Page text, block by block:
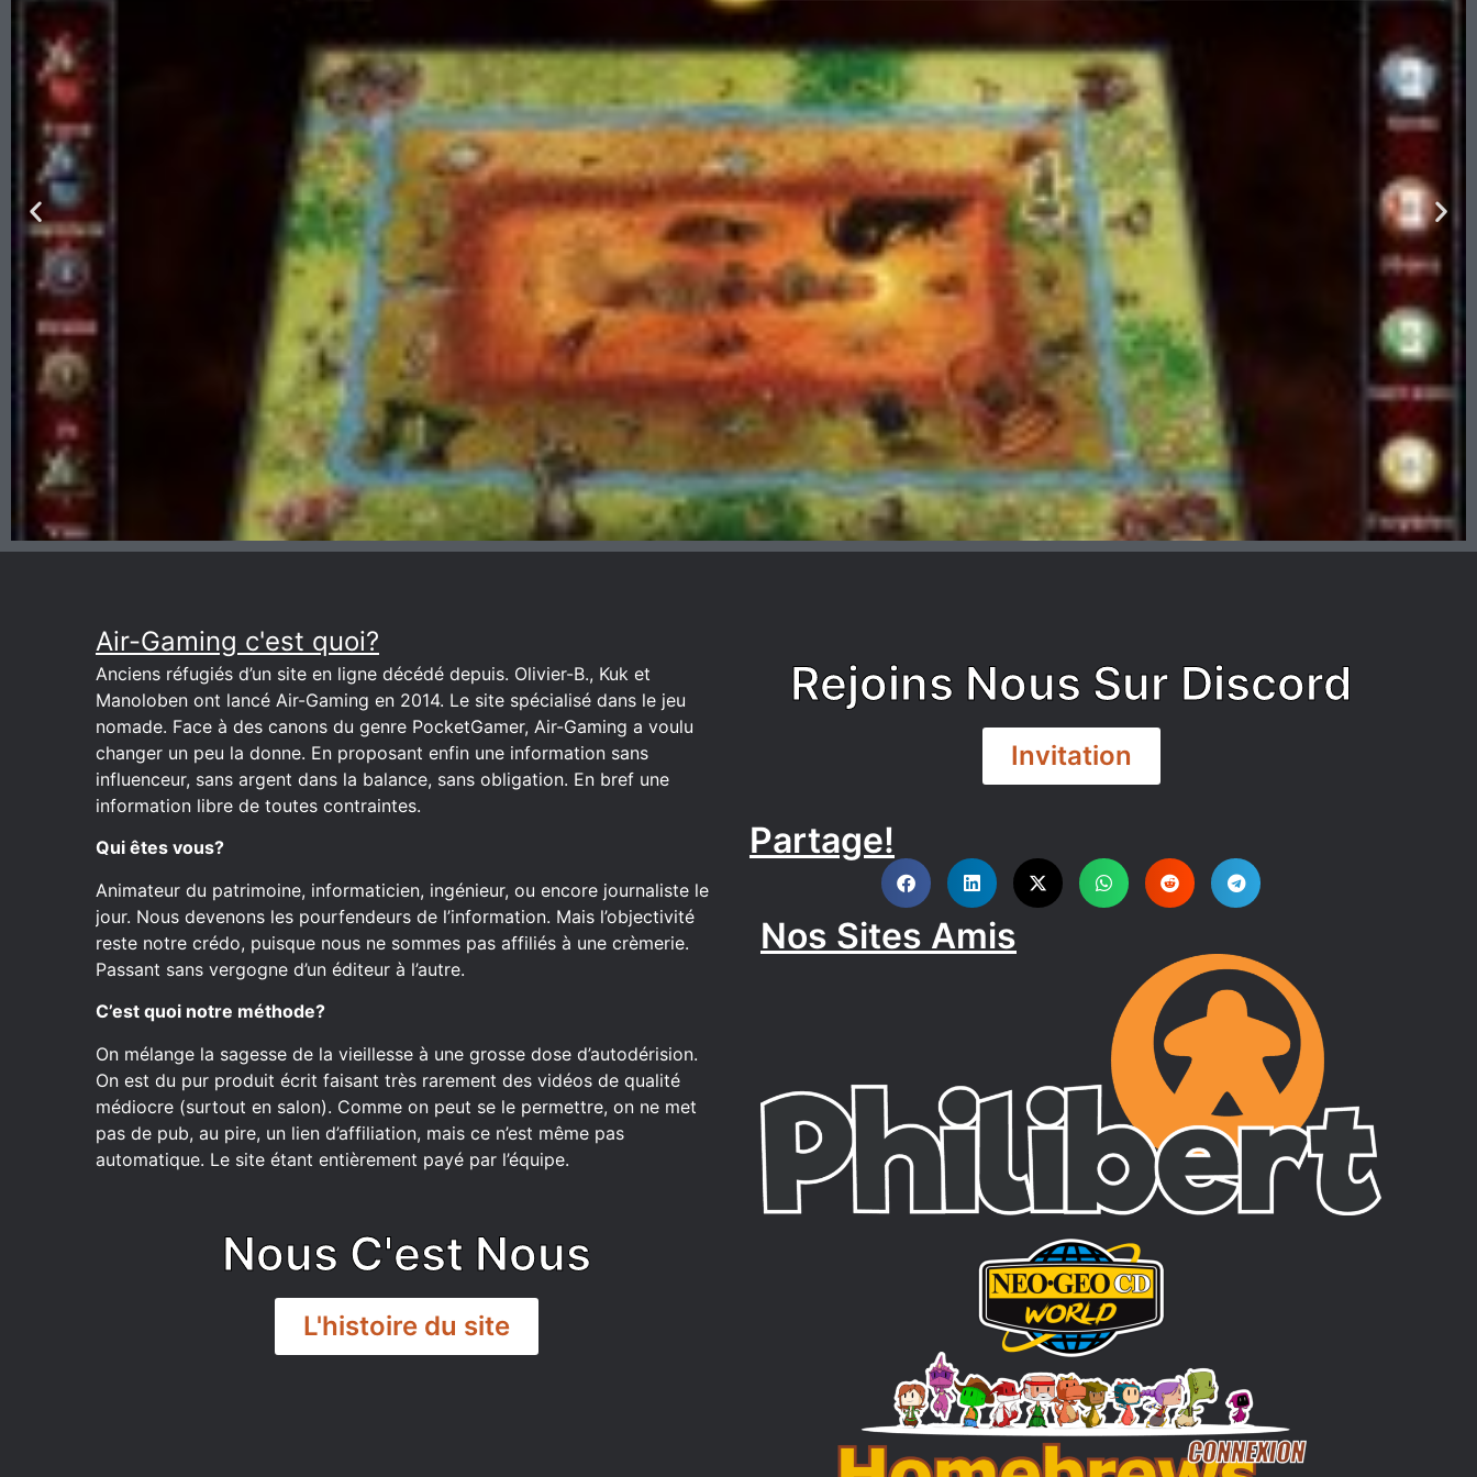
Air-Gaming c'est quoi?
Anciens réfugiés d’un site en ligne décédé depuis. Olivier-B., Kuk et
Manoloben ont lancé Air-Gaming en 2014. Le site spécialisé dans le jeu
nomade. Face à des canons du genre PocketGamer, Air-Gaming a voulu
changer un peu la donne. En proposant enfin une information sans
influenceur, sans argent dans la balance, sans obligation. En bref une
information libre de toutes contraintes.
Qui êtes vous?
Animateur du patrimoine, informaticien, ingénieur, ou encore journaliste le
jour. Nous devenons les pourfendeurs de l’information. Mais l’objectivité
reste notre crédo, puisque nous ne sommes pas affiliés à une crèmerie.
Passant sans vergogne d’un éditeur à l’autre.
C’est quoi notre méthode?
On mélange la sagesse de la vieillesse à une grosse dose d’autodérision.
On est du pur produit écrit faisant très rarement des vidéos de qualité
médiocre (surtout en salon). Comme on peut se le permettre, on ne met
pas de pub, au pire, un lien d’affiliation, mais ce n’est même pas
automatique. Le site étant entièrement payé par l’équipe.
Nous C'est Nous
L'histoire du site
Rejoins Nous Sur Discord
Invitation
DISCORD
Partage!
Nos Sites Amis